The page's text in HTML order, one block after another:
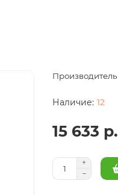
Производитель
12
15 633 р.